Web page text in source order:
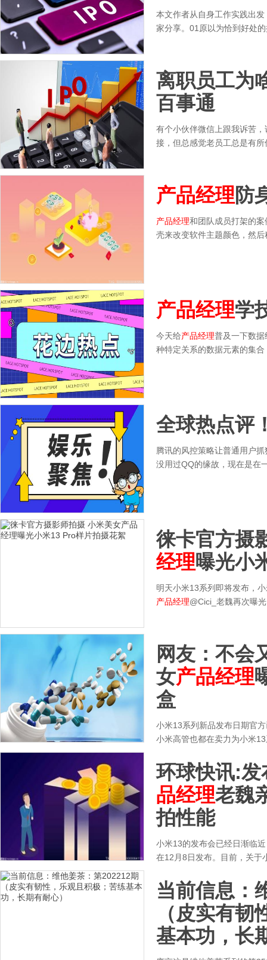
本文作者从自身工作实践出
家分享。01原以为恰到好处
离职员工为
百事通
有个小伙伴微信上跟我诉苦
接，但总感觉老员工总是有
产品经理防
产品经理和团队成员打架的
壳来改变软件主题颜色，然
产品经理学
今天给产品经理普及一下数
种特定关系的数据元素的集
全球热点评
腾讯的风控策略让普通用户
没用过QQ的缘故，现在是在
徕卡官方摄
经理曝光小
明天小米13系列即将发布，
产品经理@Cici_老魏再次曝
网友：不会
女产品经理
盒
小米13系列新品发布日期官
小米高管也都在卖力为小米
环球快讯:发
品经理老魏
拍性能
小米13的发布会已经日渐临
在12月8日发布。目前，关于
当前信息：
（皮实有
基本功，长